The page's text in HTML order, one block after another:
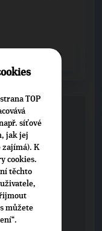
TOP
síťové
jak jej
zajímá). K
cookies.
těchto
můžete